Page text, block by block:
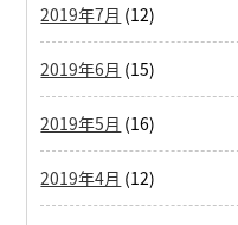
2019年7月 (12)
2019年6月 (15)
2019年5月 (16)
2019年4月 (12)